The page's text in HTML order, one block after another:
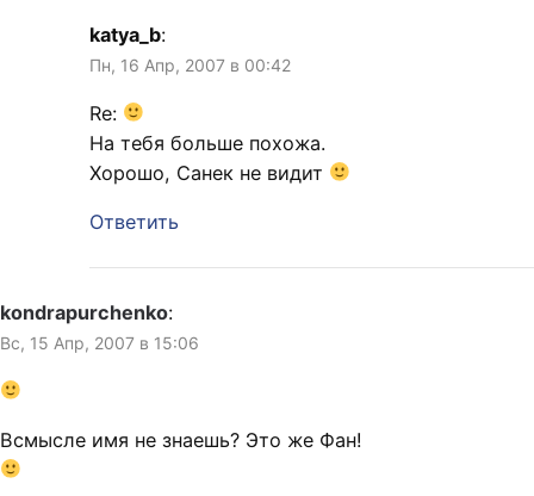
katya_b:
Пн, 16 Апр, 2007 в 00:42
Re:
На тебя больше похожа.
Хорошо, Санек не видит
Ответить
kondrapurchenko:
Вс, 15 Апр, 2007 в 15:06
Всмысле имя не знаешь? Это же Фан!